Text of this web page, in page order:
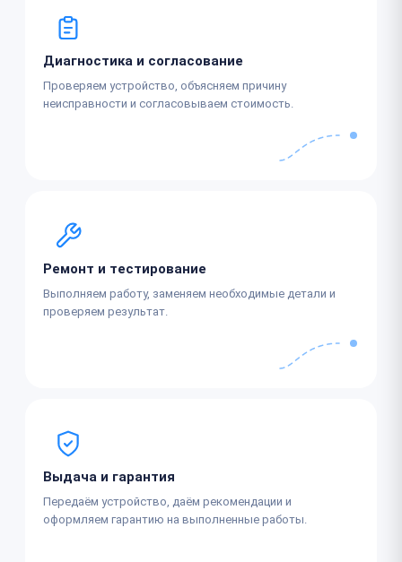
Диагностика и согласование
Проверяем устройство, объясняем причину
неисправности и согласовываем стоимость.
Ремонт и тестирование
Выполняем работу, заменяем необходимые детали и
проверяем результат.
Выдача и гарантия
Передаём устройство, даём рекомендации и
оформляем гарантию на выполненные работы.